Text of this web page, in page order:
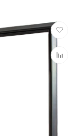
в
к